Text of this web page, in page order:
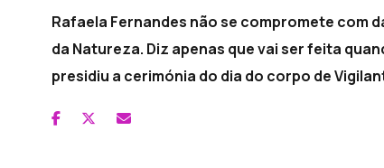
Rafaela Fernandes não se compromete com
da Natureza. Diz apenas que vai ser feita
presidiu a cerimónia do dia do corpo de